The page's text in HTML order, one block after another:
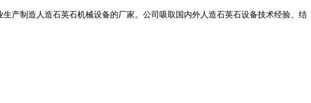
制造人造石英石机械设备的厂家。公司吸取国内外人造石英石设备技术经验、结